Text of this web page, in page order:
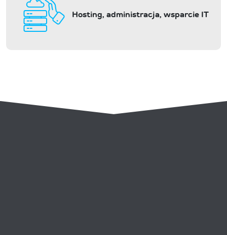
Hosting, administracja, wsparcie IT